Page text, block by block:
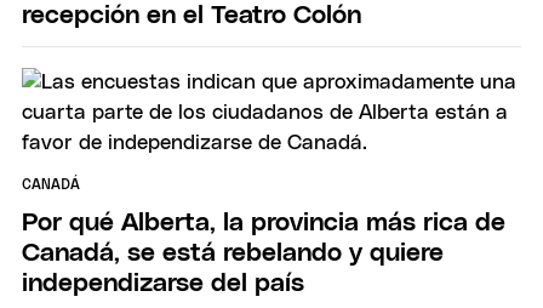
recepción en el Teatro Colón
CANADÁ
Por qué Alberta, la provincia más rica de
Canadá, se está rebelando y quiere
independizarse del país